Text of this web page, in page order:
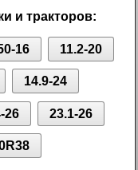
и тракторов:
16 11.2-20
14.9-24
26 23.1-26